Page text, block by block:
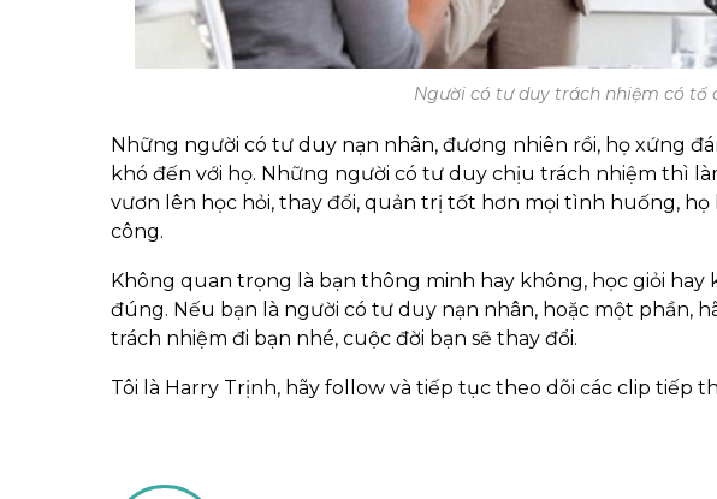
Người có tư duy trách nhiệm có tố
Những người có tư duy nạn nhân, đương nhiên rồi, họ xứng
khó đến với họ. Những người có tư duy chịu trách nhiệm thì
vươn lên học hỏi, thay đổi, quản trị tốt hơn mọi tình huống,
công.
Không quan trọng là bạn thông minh hay không, học giỏi
đúng. Nếu bạn là người có tư duy nạn nhân, hoặc một phần,
trách nhiệm đi bạn nhé, cuộc đời bạn sẽ thay đổi.
Tôi là Harry Trịnh, hãy follow và tiếp tục theo dõi các clip tiếp